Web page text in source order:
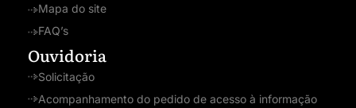
Mapa do site
FAQ’s
Ouvidoria
Solicitação
Acompanhamento do pedido de acesso à informação